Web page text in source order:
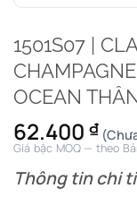
1501S07 |
OCEAN
62.400 ₫
Giá bậc MOQ — theo
Thông tin chi